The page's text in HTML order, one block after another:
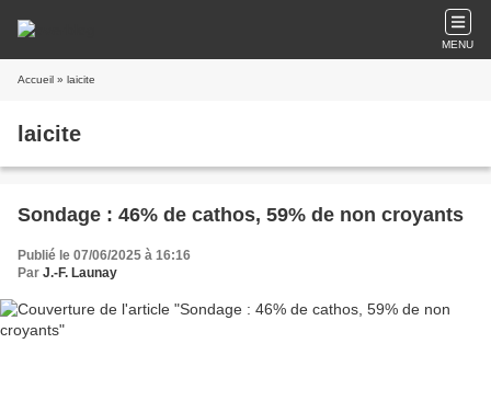
MENU
Accueil » laicite
laicite
Sondage : 46% de cathos, 59% de non croyants
Publié le 07/06/2025 à 16:16
Par J.-F. Launay